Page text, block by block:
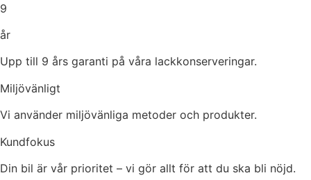
9
år
Upp till 9 års garanti på våra lackkonserveringar.
Miljövänligt
Vi använder miljövänliga metoder och produkter.
Kundfokus
Din bil är vår prioritet – vi gör allt för att du ska bli nöjd.